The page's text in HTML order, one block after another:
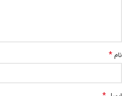
نام*